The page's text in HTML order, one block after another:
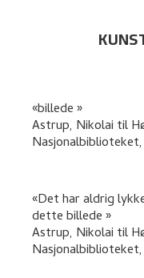
billede
Astrup, Nikolai til
Det har aldrig
dette billede
Astrup, Nikolai til